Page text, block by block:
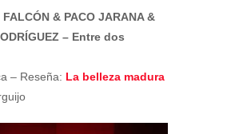
FALCÓN & PACO JARANA &
– Entre dos
– Reseña: La belleza madura